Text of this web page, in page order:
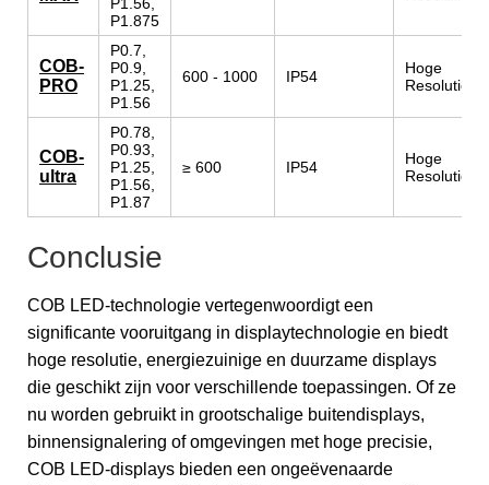
P1.875
COB-
PRO
P0.7,
P0.9,
P1.25,
P1.56
600 - 1000 IP54
Hoge
Resolutie
COB-
ultra
P0.78,
P0.93,
P1.25,
P1.56,
P1.87
≥ 600 IP54
Hoge
Resolutie
Conclusie
COB LED-technologie vertegenwoordigt een
significante vooruitgang in displaytechnologie en biedt
hoge resolutie, energiezuinige en duurzame displays
die geschikt zijn voor verschillende toepassingen. Of ze
nu worden gebruikt in grootschalige buitendisplays,
binnensignalering of omgevingen met hoge precisie,
COB LED-displays bieden een ongeëvenaarde